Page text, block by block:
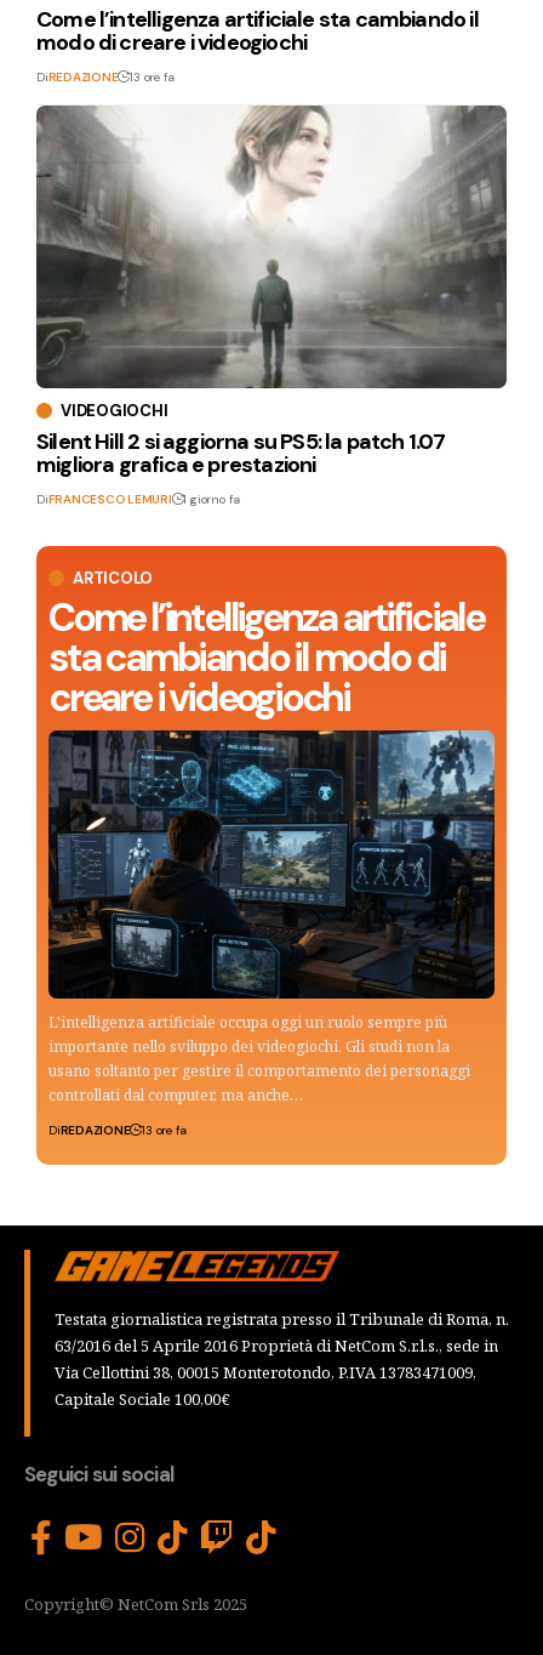
ARTICOLO
Come l’intelligenza artificiale
sta cambiando il modo di
creare i videogiochi
L'intelligenza artificiale occupa oggi un ruolo sempre più
importante nello sviluppo dei videogiochi. Gli studi non la
usano soltanto per gestire il comportamento dei personaggi
controllati dal computer, ma anche…
DiREDAZIONE 13 ore fa
Come l’intelligenza artificiale sta cambiando il
modo di creare i videogiochi
DiREDAZIONE 13 ore fa
VIDEOGIOCHI
Silent Hill 2 si aggiorna su PS5: la patch 1.07
migliora grafica e prestazioni
DiFRANCESCO LEMURI 1 giorno fa
Testata giornalistica registrata presso il Tribunale di Roma, n.
63/2016 del 5 Aprile 2016 Proprietà di NetCom S.r.l.s., sede in
Via Cellottini 38, 00015 Monterotondo, P.IVA 13783471009,
Capitale Sociale 100,00€
Seguici sui social
Copyright© NetCom Srls 2025